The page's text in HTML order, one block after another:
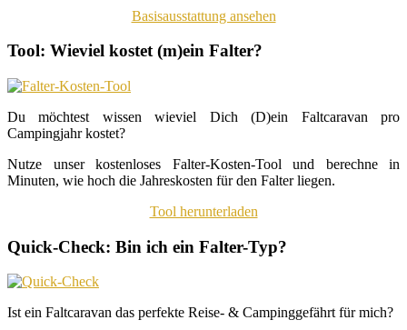
Basisausstattung ansehen
Tool: Wieviel kostet (m)ein Falter?
Du möchtest wissen wieviel Dich (D)ein Faltcaravan pro
Campingjahr kostet?
Nutze unser kostenloses Falter-Kosten-Tool und berechne in
Minuten, wie hoch die Jahreskosten für den Falter liegen.
Tool herunterladen
Quick-Check: Bin ich ein Falter-Typ?
Ist ein Faltcaravan das perfekte Reise- & Campinggefährt für mich?